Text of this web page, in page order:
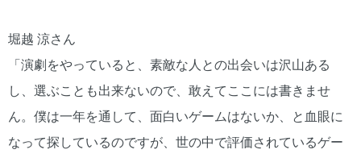
堀越 涼さん
「演劇をやっていると、素敵な人との出会いは沢山ある
し、選ぶことも出来ないので、敢えてここには書きませ
ん。僕は一年を通して、面白いゲームはないか、と血眼に
なって探しているのですが、世の中で評価されているゲー